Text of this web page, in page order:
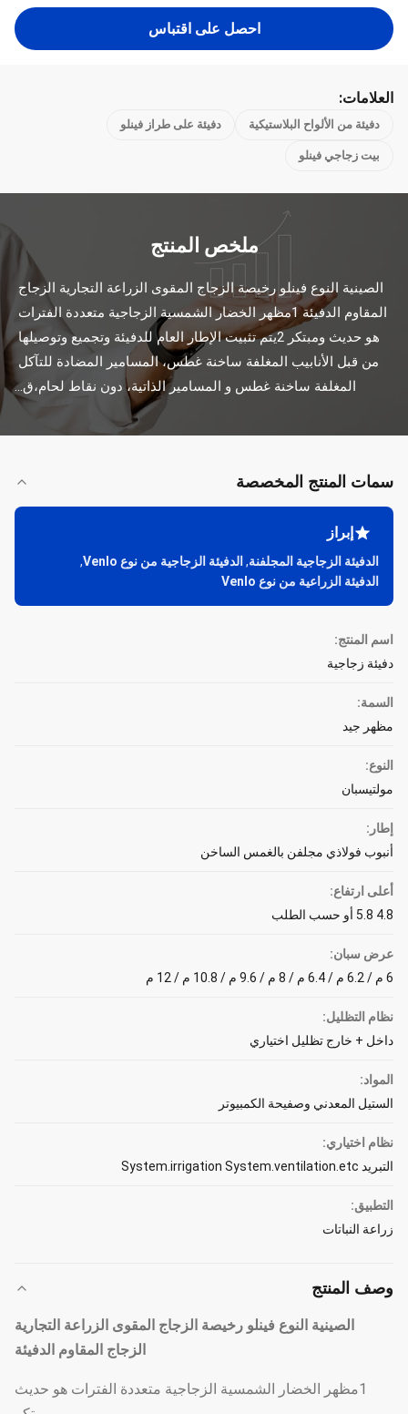
احصل على اقتباس
العلامات:
دفيئة من الألواح البلاستيكية دفيئة على طراز فينلو
بيت زجاجي فينلو
ملخص المنتج
هو حديث ومبتكر 2يتم تثبيت الإطار العام للدفيئة وتجميع وتوصيلها
المغلفة ساخنة غطس و المسامير الذاتية، دون نقاط لحام،ق...
سمات المنتج المخصصة
إبراز
الدفيئة الزجاجية المجلفنة, الدفيئة الزجاجية من نوع Venlo
,
الدفيئة الزراعية من نوع Venlo
اسم المنتج:
دفيئة زجاجية
السمة:
مظهر جيد
النوع:
مولتيسبان
إطار:
أنبوب فولاذي مجلفن بالغمس الساخن
أعلى ارتفاع:
4.8 5.8 أو حسب الطلب
عرض سبان:
6 م / 6.2 م / 6.4 م / 8 م / 9.6 م / 10.8 م / 12 م
نظام التظليل:
داخل + خارج تظليل اختياري
المواد:
الستيل المعدني وصفيحة الكمبيوتر
نظام اختياري:
التبريد System.irrigation System.ventilation.etc
التطبيق:
زراعة النباتات
وصف المنتج
الصينية النوع فينلو رخيصة الزجاج المقوى الزراعة التجارية
الزجاج المقاوم الدفيئة
1مظهر الخضار الشمسية الزجاجية متعددة الفترات هو حديث